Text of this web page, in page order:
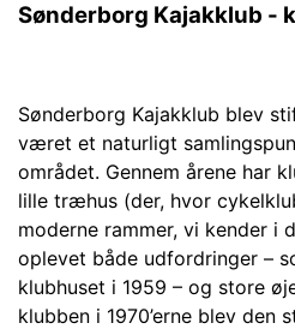
Sønderborg Kajakklub -
Sønderborg Kajakklub blev
været et naturligt
området. Gennem årene har
lille træhus (der, hvor
moderne rammer, vi kender i
oplevet både udfordringer –
klubhuset i 1959 – og store
klubben i 1970’erne blev den